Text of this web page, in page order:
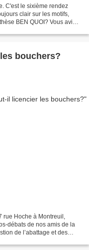
C'est le sixième rendez
clair sur les motifs,
BEN QUOI? Vous aviez
bouchers?
Hoche à Montreuil,
débats de nos amis de la
de l’abattage et des